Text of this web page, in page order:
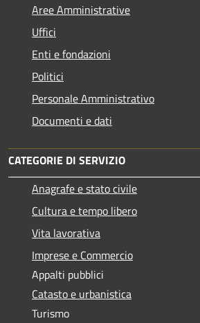
Aree Amministrative
Uffici
Enti e fondazioni
Politici
Personale Amministrativo
Documenti e dati
CATEGORIE DI SERVIZIO
Anagrafe e stato civile
Cultura e tempo libero
Vita lavorativa
Imprese e Commercio
Appalti pubblici
Catasto e urbanistica
Turismo